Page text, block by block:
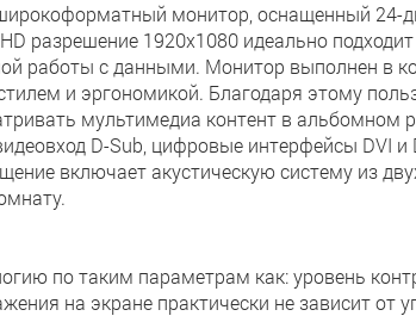
монитор, оснащенный
разрешение 1920x1080 идеально
работы с данными. Монитор выполнен в
и эргономикой. Благодаря этому
мультимедиа контент в альбомном
D-Sub, цифровые интерфейсы DVI и
включает акустическую систему из
по таким параметрам как: уровень
на экране практически не зависит от